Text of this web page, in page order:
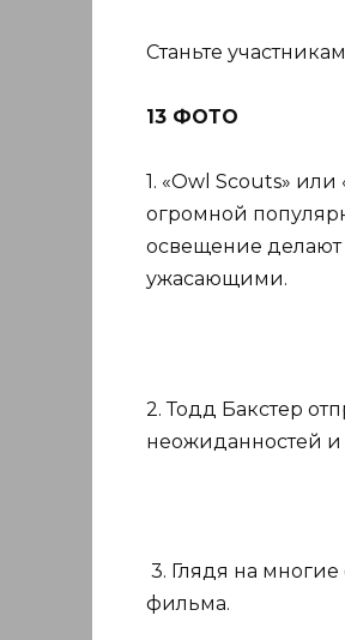
Станьте
13 ФОТО
1. «Owl Scouts»
огромной
освещение
ужасающими.
2. Тодд Бакстер
неожиданностей
3. Глядя на
фильма.